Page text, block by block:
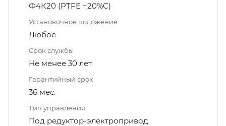
Ф4К20 (PTFE +20%C)
Установочное положение
Любое
Срок службы
Не менее 30 лет
Гарантийный срок
36 мес.
Тип управления
Под редуктор-электропривод